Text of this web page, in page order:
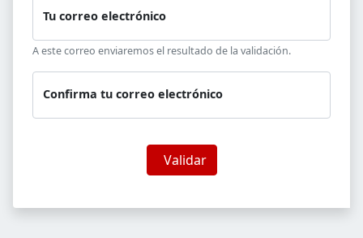
A este correo enviaremos el resultado de la validación.
Tu correo electrónico
Confirma tu correo electrónico
Validar